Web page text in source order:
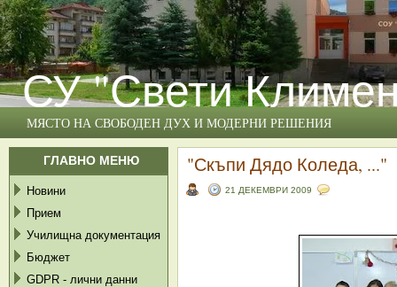
СУ "Свети
МЯСТО НА СВОБОДЕН ДУХ И МОДЕРНИ РЕШЕНИЯ
ГЛАВНО МЕНЮ
Новини
Прием
Училищна документация
Бюджет
GDPR - лични данни
"Скъпи Дядо Коледа, ..."
21 ДЕКЕМВРИ 2009